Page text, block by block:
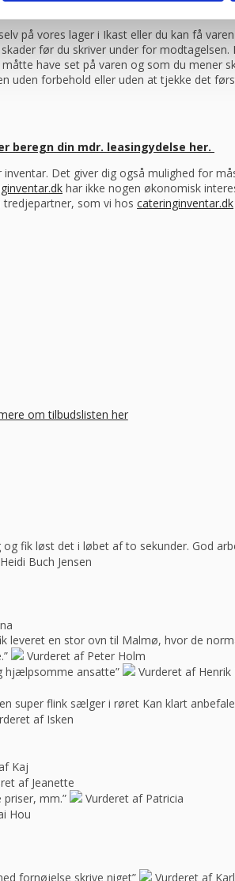
bestilling, såfremt du har bestilt inden
på vores lager i Ikast eller du kan få
før du skriver under for
have set på varen og som du mener
uden forbehold eller uden at tjekke det
beregn din mdr. leasingydelse her.
Det giver dig også mulighed for
har ikke nogen økonomisk
tredjepartner, som vi hos cateringinventar.dk
om tilbudslisten her
fik løst det i løbet af to sekunder. God
Buch Jensen
leveret en stor ovn til Malmø, hvor de
Vurderet af Peter Holm
hjælpsomme ansatte”
Vurderet af Henrik
super flink sælger i røret Kan klart
af Isken
Kaj
af Jeanette
mm.”
Vurderet af Patricia
Hou
fornøjelse skrive niget”
Vurderet af Karl